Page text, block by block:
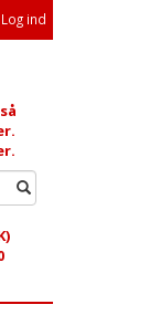
Log ind